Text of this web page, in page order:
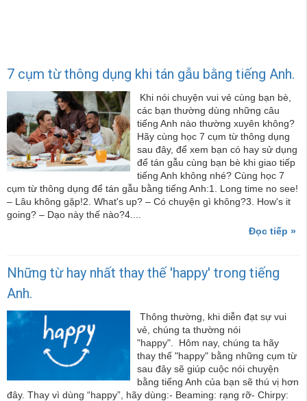
7 cụm từ thông dụng khi tán gẫu bằng tiếng Anh.
Khi nói chuyện vui vẻ cùng bạn bè,
các bạn thường dùng những câu
tiếng Anh nào thường xuyên không?
Hãy cùng học 7 cụm từ thông dụng
sau đây, để xem bạn có hay sử dụng
để tán gẫu cùng bạn bè khi giao tiếp
tiếng Anh không nhé? Cùng học 7
cụm từ thông dụng để tán gẫu bằng tiếng Anh:1. Long time no see!
– Lâu không gặp!2. What's up? – Có chuyện gì không?3. How's it
going? – Dạo này thế nào?4....
Đọc tiếp »
Những từ hay nhất thay thế 'happy' trong tiếng
Anh.
Thông thường, khi diễn đạt sự vui
vẻ, chúng ta thường nói
"happy". Hôm nay, chúng ta hãy
thay thế "happy" bằng những cụm từ
sau đây sẽ giúp cuộc nói chuyện
bằng tiếng Anh của bạn sẽ thú vị hơn
đây. Thay vì dùng “happy”, hãy dùng:- Beaming: rạng rỡ- Chirpy: